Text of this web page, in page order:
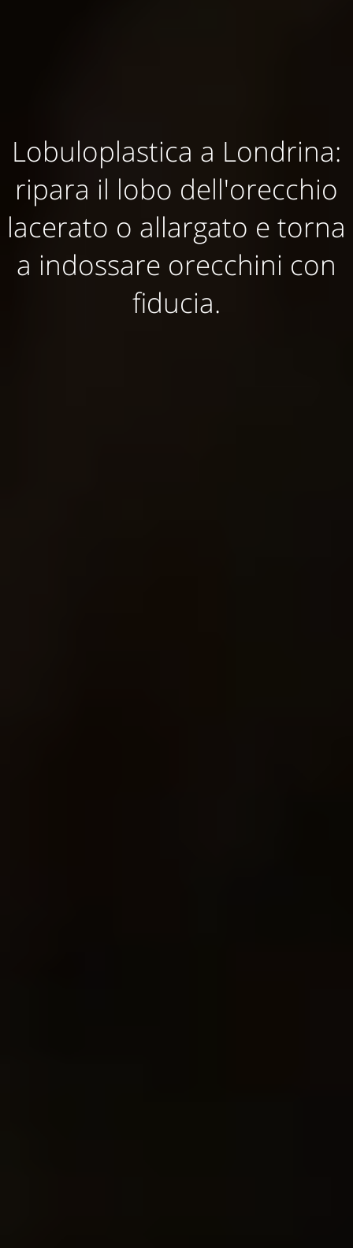
Lobuloplastica a Londrina:
ripara il lobo dell'orecchio
lacerato o allargato e torna
a indossare orecchini con
fiducia.